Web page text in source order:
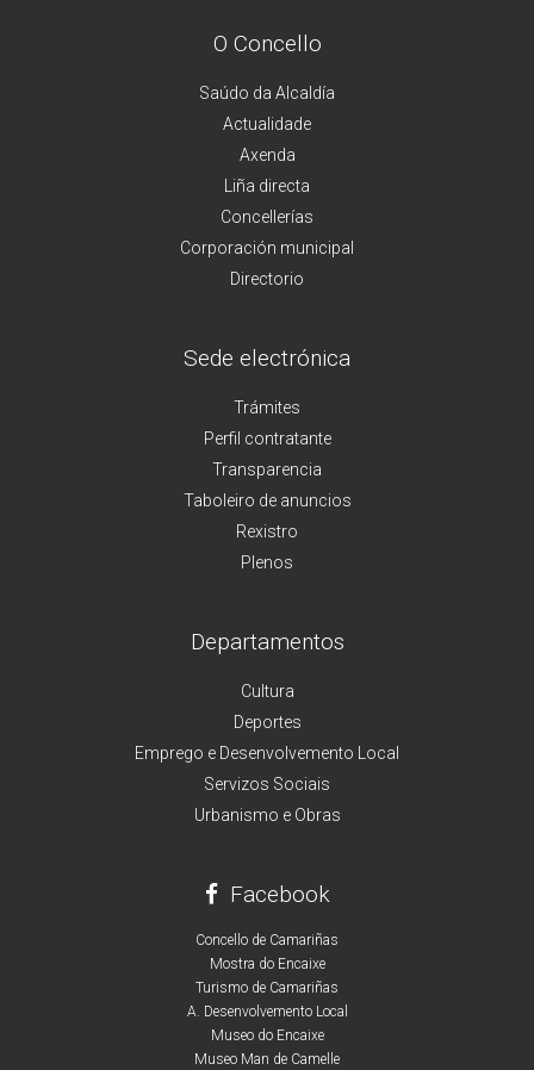
O Concello
Saúdo da Alcaldía
Actualidade
Axenda
Liña directa
Concellerías
Corporación municipal
Directorio
Sede electrónica
Trámites
Perfil contratante
Transparencia
Taboleiro de anuncios
Rexistro
Plenos
Departamentos
Cultura
Deportes
Emprego e Desenvolvemento Local
Servizos Sociais
Urbanismo e Obras
Facebook
Concello de Camariñas
Mostra do Encaixe
Turismo de Camariñas
A. Desenvolvemento Local
Museo do Encaixe
Museo Man de Camelle